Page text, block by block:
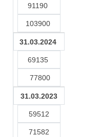
91190
103900
31.03.2024
69135
77800
31.03.2023
59512
71582